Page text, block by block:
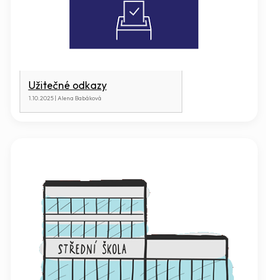
Užitečné odkazy
1.10.2025 | Alena Babáková